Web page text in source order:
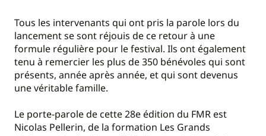
Tous les intervenants qui ont pris la parole lors du
lancement se sont réjouis de ce retour à une
formule régulière pour le festival. Ils ont également
tenu à remercier les plus de 350 bénévoles qui sont
présents, année après année, et qui sont devenus
une véritable famille.
Le porte-parole de cette 28e édition du FMR est
Nicolas Pellerin, de la formation Les Grands